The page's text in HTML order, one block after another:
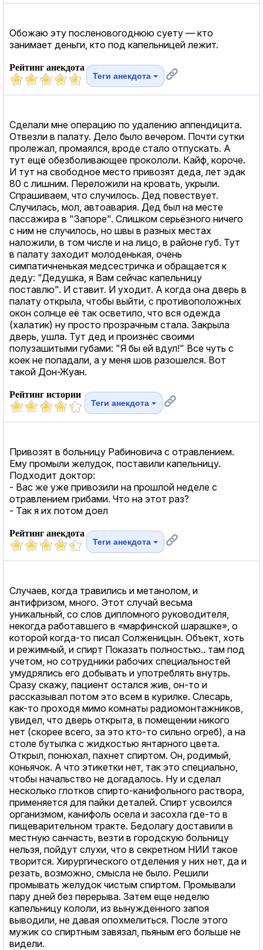
Обожаю эту посленовогоднюю суету — кто
занимает деньги, кто под капельницей лежит.
Рейтинг анекдота
Теги анекдота
Сделали мне операцию по удалению аппендицита.
Отвезли в палату. Дело было вечером. Почти сутки
пролежал, промаялся, вроде стало отпускать. А
тут ещё обезболивающее прокололи. Кайф, короче.
И тут на свободное место привозят деда, лет эдак
80 с лишним. Переложили на кровать, укрыли.
Спрашиваем, что случилось. Дед повествует.
Случилась, мол, автоавария. Дед был на месте
пассажира в "Запоре". Слишком серьёзного ничего
с ним не случилось, но швы в разных местах
наложили, в том числе и на лицо, в районе губ. Тут
в палату заходит молоденькая, очень
симпатичненькая медсестричка и обращается к
деду: "Дедушка, я Вам сейчас капельницу
поставлю". И ставит. И уходит. А когда она дверь в
палату открыла, чтобы выйти, с противоположных
окон солнце её так осветило, что вся одежда
(халатик) ну просто прозрачным стала. Закрыла
дверь, ушла. Тут дед и произнёс своими
полузашитыми губами: "Я бы ей вдул!" Все чуть с
коек не попадали, а у меня шов разошелся. Вот
такой Дон-Жуан.
Рейтинг истории
Теги анекдота
Привозят в больницу Рабиновича с отравлением.
Ему промыли желудок, поставили капельницу.
Подходит доктор:
- Вас же уже привозили на прошлой неделе с
отравлением грибами. Что на этот раз?
- Так я их потом доел
Рейтинг анекдота
Теги анекдота
Случаев, когда травились и метанолом, и
антифризом, много. Этот случай весьма
уникальный, со слов дипломного руководителя,
некогда работавшего в «марфинской шарашке», о
которой когда-то писал Солженицын. Объект, хоть
и режимный, и спирт Показать полностью.. там под
учетом, но сотрудники рабочих специальностей
умудрялись его добывать и употреблять внутрь.
Сразу скажу, пациент остался жив, он-то и
рассказывал потом это всем в курилке. Слесарь,
как-то проходя мимо комнаты радиомонтажников,
увидел, что дверь открыта, в помещении никого
нет (скорее всего, за это кто-то сильно огреб), а на
столе бутылка с жидкостью янтарного цвета.
Открыл, понюхал, пахнет спиртом. Он, родимый,
коньячок. А что этикетки нет, так это специально,
чтобы начальство не догадалось. Ну и сделал
несколько глотков спирто-канифольного раствора,
применяется для пайки деталей. Спирт усвоился
организмом, канифоль осела и засохла где-то в
пищеварительном тракте. Бедолагу доставили в
местную санчасть, везти в городскую больницу
нельзя, пойдут слухи, что в секретном НИИ такое
творится. Хирургического отделения у них нет, да и
резать, возможно, смысла не было. Решили
промывать желудок чистым спиртом. Промывали
пару дней без перерыва. Затем еще неделю
капельницу кололи, из вынужденного запоя
выводили, не давая опохмелиться. После этого
мужик со спиртным завязал, пьяным его больше не
видели.